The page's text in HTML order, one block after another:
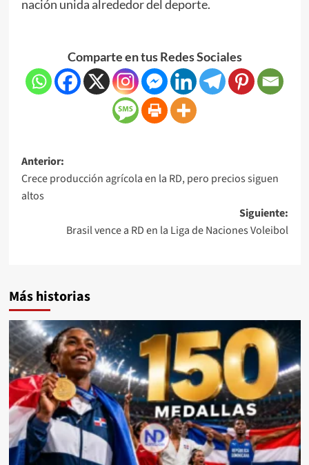
nación unida alrededor del deporte.
Comparte en tus Redes Sociales
Anterior:
Crece producción agrícola en la RD, pero precios siguen
altos
Siguiente:
Brasil vence a RD en la Liga de Naciones Voleibol
Más historias